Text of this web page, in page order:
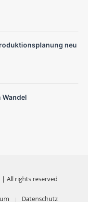
neu
All rights reserved
Datenschutz